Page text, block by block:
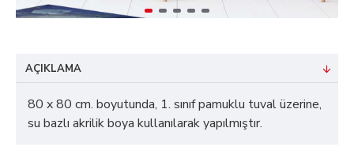
AÇIKLAMA
80 x 80 cm. boyutunda, 1. sınıf pamuklu tuval üzerine,
su bazlı akrilik boya kullanılarak yapılmıştır.